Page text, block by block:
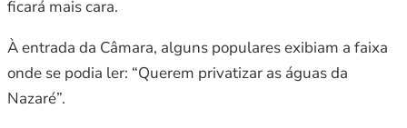
ficará mais cara.
À entrada da Câmara, alguns populares exibiam a faixa
onde se podia ler: “Querem privatizar as águas da
Nazaré”.